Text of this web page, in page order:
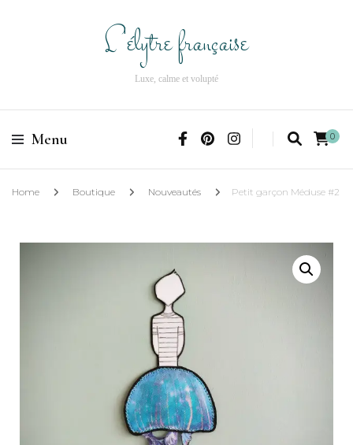
L'élytre française
Luxe, calme et volupté
Menu 0
Home Boutique Nouveautés Petit garçon Méduse #2